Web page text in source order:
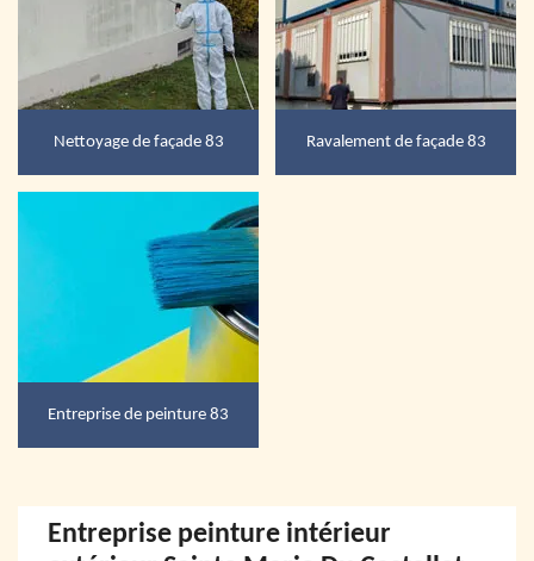
Nettoyage de façade 83 Ravalement de façade 83
Entreprise de peinture 83
Entreprise peinture intérieur